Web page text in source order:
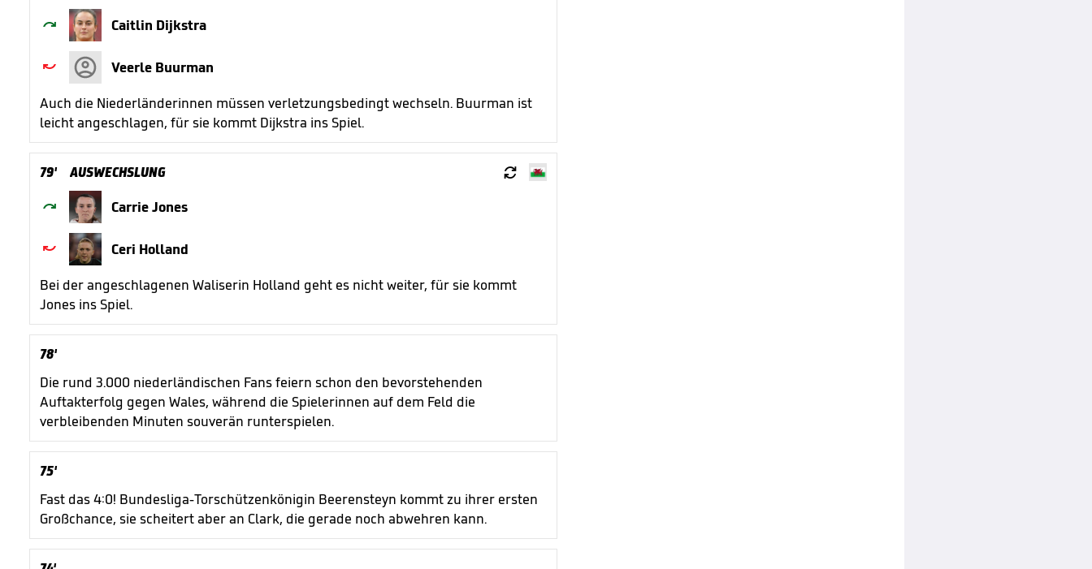
 Caitlin Dijkstra

Veerle Buurman
Auch die Niederländerinnen müssen verletzungsbedingt wechseln. Buurman ist
leicht angeschlagen, für sie kommt Dijkstra ins Spiel.
79' AUSWECHSLUNG 
 Carrie Jones

Ceri Holland
Bei der angeschlagenen Waliserin Holland geht es nicht weiter, für sie kommt
Jones ins Spiel.
78'
Die rund 3.000 niederländischen Fans feiern schon den bevorstehenden
Auftakterfolg gegen Wales, während die Spielerinnen auf dem Feld die
verbleibenden Minuten souverän runterspielen.
75'
Fast das 4:0! Bundesliga-Torschützenkönigin Beerensteyn kommt zu ihrer ersten
Großchance, sie scheitert aber an Clark, die gerade noch abwehren kann.